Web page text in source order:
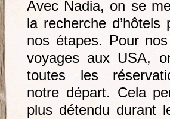
Avec Nadia, on se
la recherche d’hôtels
nos étapes. Pour
voyages aux USA,
toutes les
notre départ. Cela
plus détendu durant